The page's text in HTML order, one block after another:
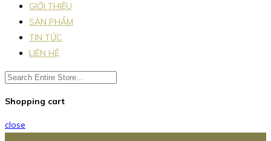
GIỚI THIỆU
SẢN PHẨM
TIN TỨC
LIÊN HỆ
Shopping cart
close